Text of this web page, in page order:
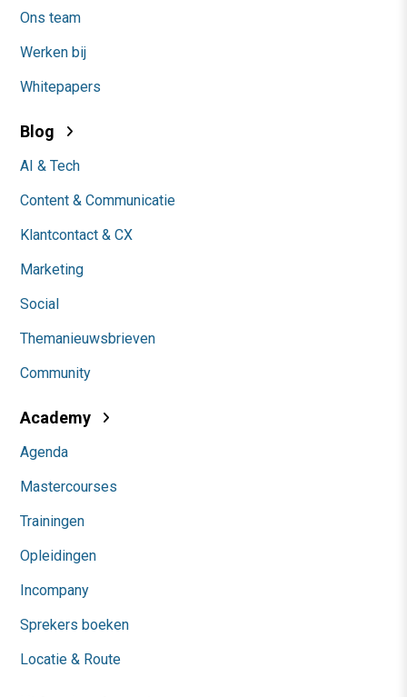
Ons team
Werken bij
Whitepapers
Blog
AI & Tech
Content & Communicatie
Klantcontact & CX
Marketing
Social
Themanieuwsbrieven
Community
Academy
Agenda
Mastercourses
Trainingen
Opleidingen
Incompany
Sprekers boeken
Locatie & Route